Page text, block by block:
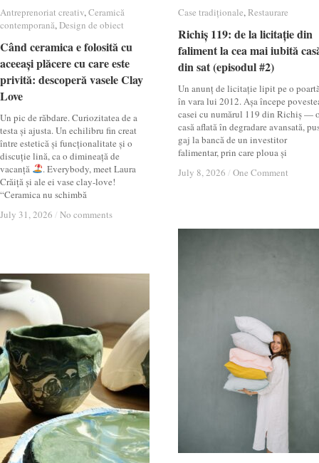
Antreprenoriat creativ,Ceramică
contemporană,Design de obiect
Când ceramica e folosită cu
aceeași plăcere cu care este
privită: descoperă vasele Clay
Love
Un pic de răbdare. Curiozitatea de a
testa și ajusta. Un echilibru fin creat
între estetică și funcționalitate și o
discuție lină, ca o dimineață de
vacanță
. Everybody, meet Laura
Crăiță și ale ei vase clay-love!
“Ceramica nu schimbă
July 31, 2026 / No comments
Antreprenoriat creativ Ceramică
contemporană Design de obiect
Când ceramica e folosită cu
aceeași plăcere cu care este
privită: descoperă vasele Clay
Love
July 31, 2026 / No comments
Case tradiționale,Restaurare
Richiș 119: de la licitație din
faliment la cea mai iubită
din sat (episodul #2)
Un anunț de licitație lipit pe o
în vara lui 2012. Așa începe
casei cu numărul 119 din Richiș —
casă aflată în degradare avansată,
gaj la bancă de un investitor
falimentar, prin care ploua și
July 8, 2026 / One Comment
Case tradiționale Restaurare
Richiș 119: de la licitație din
faliment la cea mai iubită
din sat (episodul #2)
July 8, 2026 / One Comment